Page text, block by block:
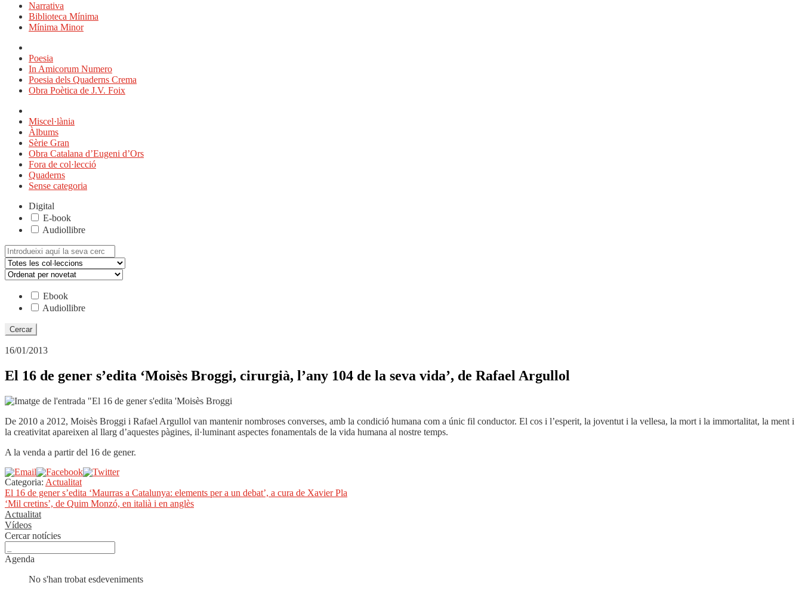
Narrativa
Biblioteca Mínima
Mínima Minor
Poesia
In Amicorum Numero
Poesia dels Quaderns Crema
Obra Poètica de J.V. Foix
Miscel·lània
Àlbums
Sèrie Gran
Obra Catalana d’Eugeni d’Ors
Fora de col·lecció
Quaderns
Sense categoria
Digital
E-book
Audiollibre
Cerca:
Ebook
Audiollibre
16/01/2013
El 16 de gener s’edita ‘Moisès Broggi, cirurgià, l’any 104 de la seva vida’, de Rafael Argullol
De 2010 a 2012, Moisès Broggi i Rafael Argullol van mantenir nombroses converses, amb la condició humana com a únic fil conductor. El cos i l’esperit, la joventut i la vellesa, la mort i la immortalitat, la ment i
la crea­tivitat apareixen al llarg d’aquestes pàgines, il·luminant aspectes fonamentals de la vida humana al nostre temps.
A la venda a partir del 16 de gener.
Categoria: Actualitat
Navegació
d'entrades
Entrada
anterior:
El 16 de gener s’edita ‘Maurras a Catalunya: elements per a un debat’, a cura de Xavier Pla
Pròxima
entrada:
‘Mil cretins’, de Quim Monzó, en italià i en anglès
Actualitat
Vídeos
Cercar notícies
Agenda
No s'han trobat esdeveniments